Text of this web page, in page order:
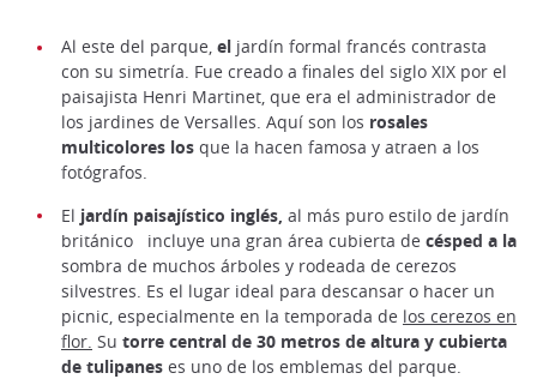
Al este del parque, el jardín formal francés contrasta
con su simetría. Fue creado a finales del siglo XIX por el
paisajista Henri Martinet, que era el administrador de
los jardines de Versalles. Aquí son los rosales
multicolores los que la hacen famosa y atraen a los
fotógrafos.
El jardín paisajístico inglés, al más puro estilo de jardín
británico
incluye una gran área cubierta de césped a la
sombra de muchos árboles y rodeada de cerezos
silvestres. Es el lugar ideal para descansar o hacer un
picnic, especialmente en la temporada de los cerezos en
flor. Su torre central de 30 metros de altura y cubierta
de tulipanes es uno de los emblemas del parque.